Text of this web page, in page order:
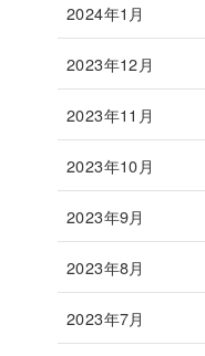
2024年1月
2023年12月
2023年11月
2023年10月
2023年9月
2023年8月
2023年7月